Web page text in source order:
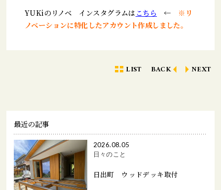
YUKiのリノベ インスタグラムは こちら ← ※リ
ノベーションに特化したアカウント作成しました。
LIST BACK NEXT
最近の記事
2026.08.05
日々のこと
日出町 ウッドデッキ取付